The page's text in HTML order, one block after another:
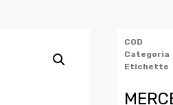
COD
Categoria
Etichette